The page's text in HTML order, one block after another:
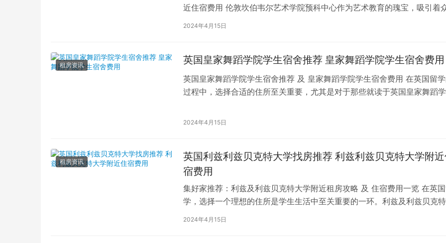
近住宿费用 伦敦坎伯韦尔艺术学院预科中心作为艺术教育的瑰宝，吸引着
2024年4月15日
租房资讯 英国皇家舞蹈学院学生宿舍推荐 皇家舞蹈学院学生宿舍费用
英国皇家舞蹈学院学生宿舍推荐 及 皇家舞蹈学院学生宿舍费用 在英国留
过程中，选择合适的住所至关重要，尤其是对于那些就读于英国皇家舞蹈学
2024年4月15日
租房资讯
英国利兹利兹贝克特大学找房推荐 利兹利兹贝克特大学附
宿费用
集好家推荐：利兹及利兹贝克特大学附近租房攻略 及 住宿费用一览 在英
学，选择一个理想的住所是学生生活中至关重要的一环。利兹及利兹贝克特
学（以下简称利兹贝大）作为英国一所卓越的…
2024年4月15日